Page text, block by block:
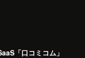
「口コミコム」